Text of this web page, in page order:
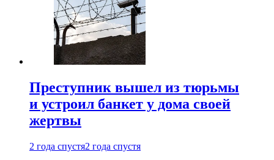
Преступник вышел из тюрьмы
и устроил банкет у дома своей
жертвы
2 года спустя2 года спустя